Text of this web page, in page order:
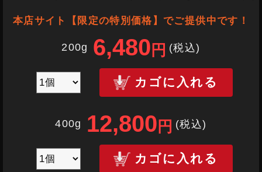
本店サイト【限定の特別価格】でご提供中です！
200g 6,480 円 (税込)
カゴに入れる
400g 12,800 円 (税込)
カゴに入れる